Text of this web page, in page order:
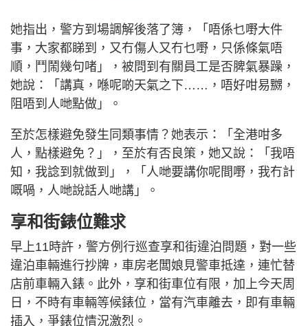
她指出，警方到場調解後落了簿，「唔係乜嘢大件
事，大家都睇到，又冇傷人又冇乜嘢，只係條氣唔
順，鬥鬧幾句啫」，被問到有關員工是否脾氣暴躁，
她說：「講真，喺呢啲天氣之下……，唔好咁易嬲，
阻唔到人哋點做」。
至於怎樣避免發生同類事情？她表示：「全港咁多
人，點樣避免？」，至於有否良策，她又說：「我唔
知，我諗到就做到」，「人哋要講你呢間嘢，我冇計
嘅喎，人哋說話人哋講」。
享和街錶位難求
早上11時許，警方例行巡查享和街違泊問題，對一些
違泊車輛進行抄牌，車房老闆娘見警車抵達，連忙替
店前車輛入錶。此外，享和街車位有限，加上今天周
日，不時有車輛等候錶位，當有汽車離去，即有車輛
插入，爭錶位情況激烈。